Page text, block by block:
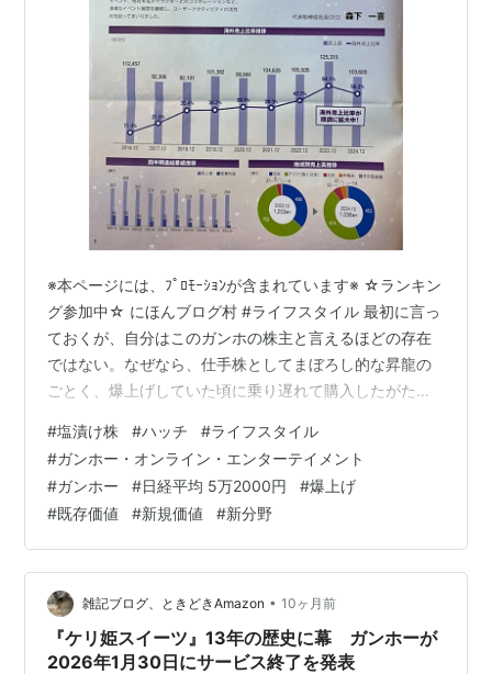
TANTRA
Yogurting
ドデカオンライン
エクストリームサッカー(βテスト後開発中止)
ふわふわパン工房 プチ&パティ
飛天オンライン
RagnarokOnlineのβ2サービス開始直後の頃は、一部コ
ミュニティによって「銃砲」と当て字されていたが、当
時より現在に至るまで続くサービスや対応の悪さ*1など
から、現在では悪意をこめて「癌呆」や「癌崩」、もし
くは「癌胞」と呼ばれており、ガンホーに金を払ってい
る客を「癌畜 （癌呆の家畜）」と呼ぶ者すら現れるほど
に嫌われている。
2003年頃に公式ウェブサイトなどで「
ていないように見える）フレーズを多用していた。その
認識のズレが失笑を誘ったのか、現在でもユーザー側で
はガンホーへの叩き文句や揶揄としてこのフレーズが使
※本ページには、ﾌﾟﾛﾓｰｼｮﾝが含まれています※ ☆ランキン
グ参加中☆ にほんブログ村 #ライフスタイル 最初に言っ
ておくが、自分はこのガンホの株主と言えるほどの存在
ではない。なぜなら、仕手株としてまぼろし的な昇龍の
ごとく、爆上げしていた頃に乗り遅れて購入したがため
ゆる塩漬けしていたのだが、あまりの（会社的にも自分
的にも）不甲斐なさにクソ損切りしたのがガンホ株だか
らだ。なぜか損切り処分できなかった数株が残っている
だけの関係性で、株主扱いされ、定期的にガンホより株
主通信が送られてくるのでR. 前回シリーズリンク
hatch51.com その株主…
#塩漬け株 #ハッチ #ライフスタイル
#ガンホー・オンライン・エンターテイメント
#ガンホー #日経平均 5万2000円 #爆上げ
#既存価値 #新規価値 #新分野
雑記ブログ、ときどきAmazon • 10ヶ月前
『ケリ姫スイーツ』13年の歴史に幕 ガンホーが
2026年1月30日にサービス終了を発表